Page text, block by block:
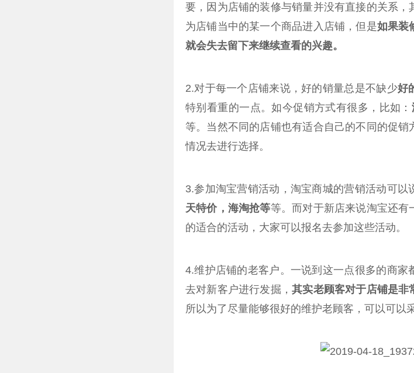
要，因为店铺的装修与销量并没有直接的关系
为店铺当中的某一个商品进入店铺，但是如果装
就会失去留下来继续查看的兴趣。
2.对于每一个店铺来说，好的销量总是不缺少好
特别看重的一点。如今促销方式有很多，比如：
等。当然不同的店铺也有适合自己的不同的促
情况去进行选择。
3.参加淘宝营销活动，淘宝商城的营销活动可以
天特价，海淘抢等等。而对于新店来说淘宝还有
的适合的活动，大家可以报名去参加这些活动。
4.维护店铺的老客户。一说到这一点很多的商
去对新客户进行发掘，其实老顾客对于店铺是非
所以为了尽量能够很好的维护老顾客，可以可以